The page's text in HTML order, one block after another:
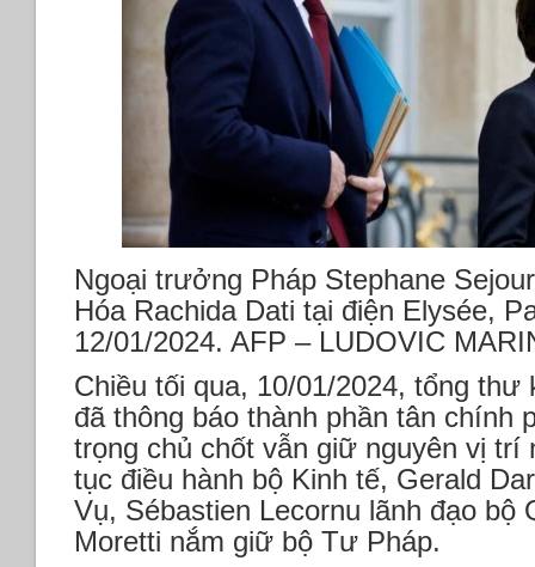
Ngoại trưởng Pháp Stephane
Hóa Rachida Dati tại điện Elysée,
12/01/2024. AFP – LUDOVIC
Chiều tối qua, 10/01/2024, tổng thư
đã thông báo thành phần tân chính
trọng chủ chốt vẫn giữ nguyên vị trí
tục điều hành bộ Kinh tế, Gerald
Vụ, Sébastien Lecornu lãnh đạo bộ
Moretti nắm giữ bộ Tư Pháp.